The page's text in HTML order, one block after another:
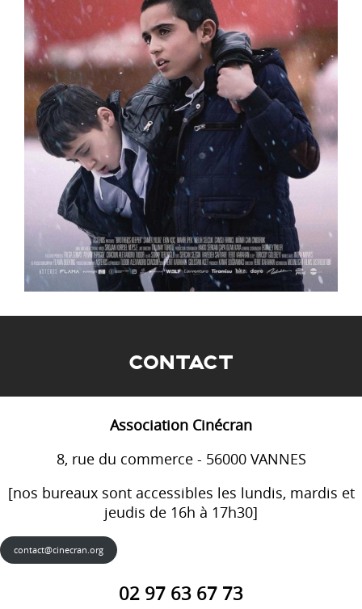
CONTACT
Association Cinécran
8, rue du commerce - 56000 VANNES
[nos bureaux sont accessibles les lundis, mardis et
jeudis de 16h à 17h30]
contact@cinecran.org
02 97 63 67 73